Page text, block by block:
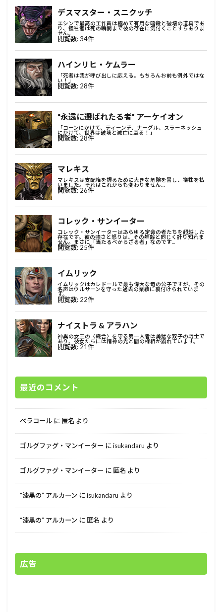
最近のコメント
ベラコール に 匿名 より
ゴルグファグ・マンイーター にisukandaru より
ゴルグファグ・マンイーター に 匿名 より
“漆黒の” アルカーン にisukandaru より
“漆黒の” アルカーン に 匿名 より
広告